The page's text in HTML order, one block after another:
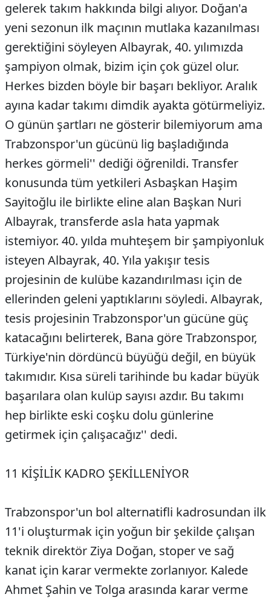
gelerek takım hakkında bilgi alıyor. Doğan'a
yeni sezonun ilk maçının mutlaka kazanılması
gerektiğini söyleyen Albayrak, 40. yılımızda
şampiyon olmak, bizim için çok güzel olur.
Herkes bizden böyle bir başarı bekliyor. Aralık
ayına kadar takımı dimdik ayakta götürmeliyiz.
O günün şartları ne gösterir bilemiyorum ama
Trabzonspor'un gücünü lig başladığında
herkes görmeli'' dediği öğrenildi. Transfer
konusunda tüm yetkileri Asbaşkan Haşim
Sayitoğlu ile birlikte eline alan Başkan Nuri
Albayrak, transferde asla hata yapmak
istemiyor. 40. yılda muhteşem bir şampiyonluk
isteyen Albayrak, 40. Yıla yakışır tesis
projesinin de kulübe kazandırılması için de
ellerinden geleni yaptıklarını söyledi. Albayrak,
tesis projesinin Trabzonspor'un gücüne güç
katacağını belirterek, Bana göre Trabzonspor,
Türkiye'nin dördüncü büyüğü değil, en büyük
takımıdır. Kısa süreli tarihinde bu kadar büyük
başarılara olan kulüp sayısı azdır. Bu takımı
hep birlikte eski coşku dolu günlerine
getirmek için çalışacağız'' dedi.
11 KİŞİLİK KADRO ŞEKİLLENİYOR
Trabzonspor'un bol alternatifli kadrosundan ilk
11'i oluşturmak için yoğun bir şekilde çalışan
teknik direktör Ziya Doğan, stoper ve sağ
kanat için karar vermekte zorlanıyor. Kalede
Ahmet Şahin ve Tolga arasında karar verme